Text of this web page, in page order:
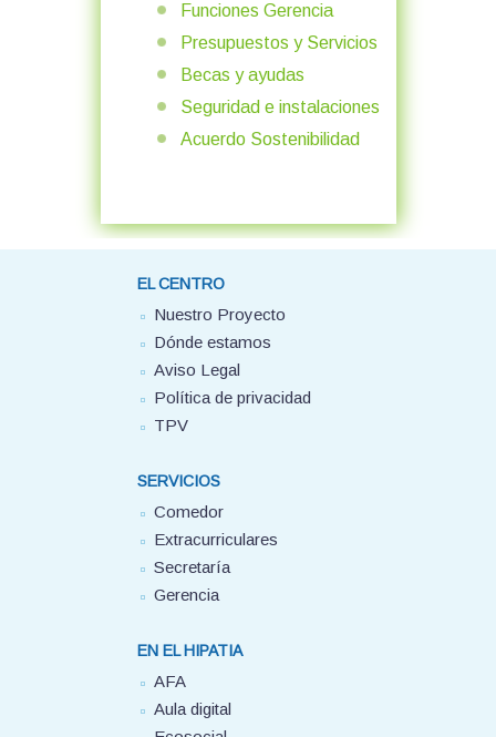
Funciones Gerencia
Presupuestos y Servicios
Becas y ayudas
Seguridad e instalaciones
Acuerdo Sostenibilidad
EL CENTRO
Nuestro Proyecto
Dónde estamos
Aviso Legal
Política de privacidad
TPV
SERVICIOS
Comedor
Extracurriculares
Secretaría
Gerencia
EN EL HIPATIA
AFA
Aula digital